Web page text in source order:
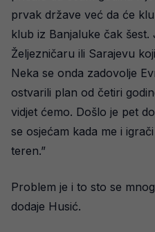
prvak države već da će
klub iz Banjaluke čak
Željezničaru ili Sarajevu
Neka se onda zadovolje
ostvarili plan od četiri
vidjet ćemo. Došlo je pet
se osjećam kada me i
teren.”
Problem je i to sto se
dodaje Husić.